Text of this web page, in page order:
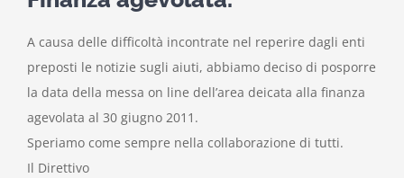
A causa delle difficoltà incontrate nel reperire dagli enti
preposti le notizie sugli aiuti, abbiamo deciso di posporre
la data della messa on line dell’area deicata alla finanza
agevolata al 30 giugno 2011.
Speriamo come sempre nella collaborazione di tutti.
Il Direttivo